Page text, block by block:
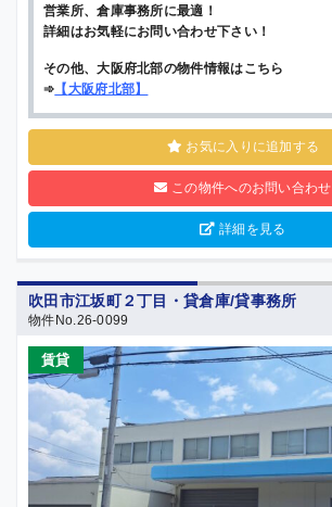
営業所、倉庫事務所に最適！
詳細はお気軽にお問い合わせ下さい！
その他、大阪府北部の物件情報はこちら
➾ 【大阪府北部】
お気に入りに追加する
この物件へのお問い合わせ
詳細を見る
吹田市江坂町２丁目・貸倉庫/貸事務所
物件No.26-0099
賃貸